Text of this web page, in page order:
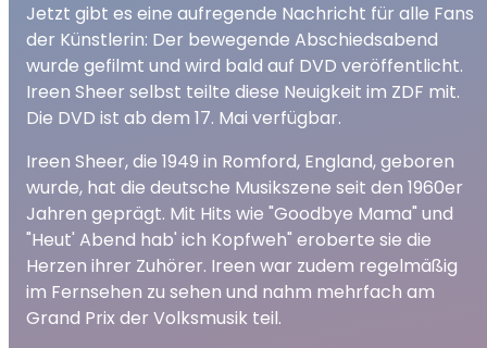
Jetzt gibt es eine aufregende Nachricht für alle Fans
der Künstlerin: Der bewegende Abschiedsabend
wurde gefilmt und wird bald auf DVD veröffentlicht.
Ireen Sheer selbst teilte diese Neuigkeit im ZDF mit.
Die DVD ist ab dem 17. Mai verfügbar.
Ireen Sheer, die 1949 in Romford, England, geboren
wurde, hat die deutsche Musikszene seit den 1960er
Jahren geprägt. Mit Hits wie "Goodbye Mama" und
"Heut' Abend hab' ich Kopfweh" eroberte sie die
Herzen ihrer Zuhörer. Ireen war zudem regelmäßig
im Fernsehen zu sehen und nahm mehrfach am
Grand Prix der Volksmusik teil.